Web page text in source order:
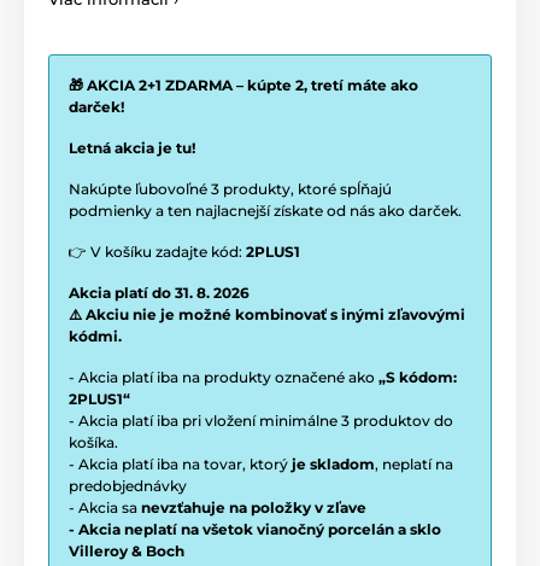
🎁 AKCIA 2+1 ZDARMA – kúpte 2, tretí máte ako
darček!
Letná akcia je tu!
Nakúpte ľubovoľné 3 produkty, ktoré spĺňajú
podmienky a ten najlacnejší získate od nás ako darček.
👉 V košíku zadajte kód: 2PLUS1
Akcia platí do 31. 8. 2026
⚠️ Akciu nie je možné kombinovať s inými zľavovými
kódmi.
- Akcia platí iba na produkty označené ako „S kódom:
2PLUS1“
- Akcia platí iba pri vložení minimálne 3 produktov do
košíka.
- Akcia platí iba na tovar, ktorý je skladom, neplatí na
predobjednávky
- Akcia sa nevzťahuje na položky v zľave
- Akcia neplatí na všetok vianočný porcelán a sklo
Villeroy & Boch